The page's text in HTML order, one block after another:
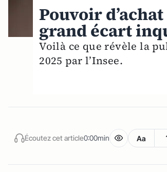
Pouvoir
grand écart
Voilà ce que révèle la
2025 par l’Insee.
Écoutez cet article0:00min Aa